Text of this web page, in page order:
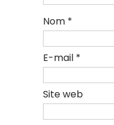
Nom *
E-mail *
Site web